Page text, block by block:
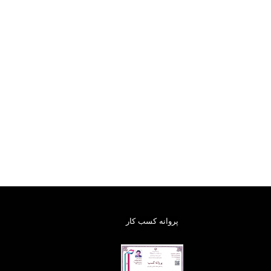
پروانه کسب کار